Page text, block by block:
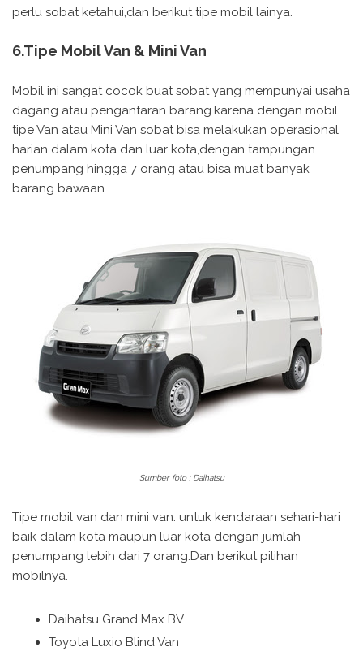
perlu sobat ketahui,dan berikut tipe mobil lainya.
6.Tipe Mobil Van & Mini Van
Mobil ini sangat cocok buat sobat yang mempunyai usaha
dagang atau pengantaran barang.karena dengan mobil
tipe Van atau Mini Van sobat bisa melakukan operasional
harian dalam kota dan luar kota,dengan tampungan
penumpang hingga 7 orang atau bisa muat banyak
barang bawaan.
Sumber foto : Daihatsu
Tipe mobil van dan mini van: untuk kendaraan sehari-hari
baik dalam kota maupun luar kota dengan jumlah
penumpang lebih dari 7 orang.Dan berikut pilihan
mobilnya.
Daihatsu Grand Max BV
Toyota Luxio Blind Van